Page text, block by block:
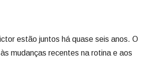
estão juntos há quase seis anos. O
mudanças recentes na rotina e aos